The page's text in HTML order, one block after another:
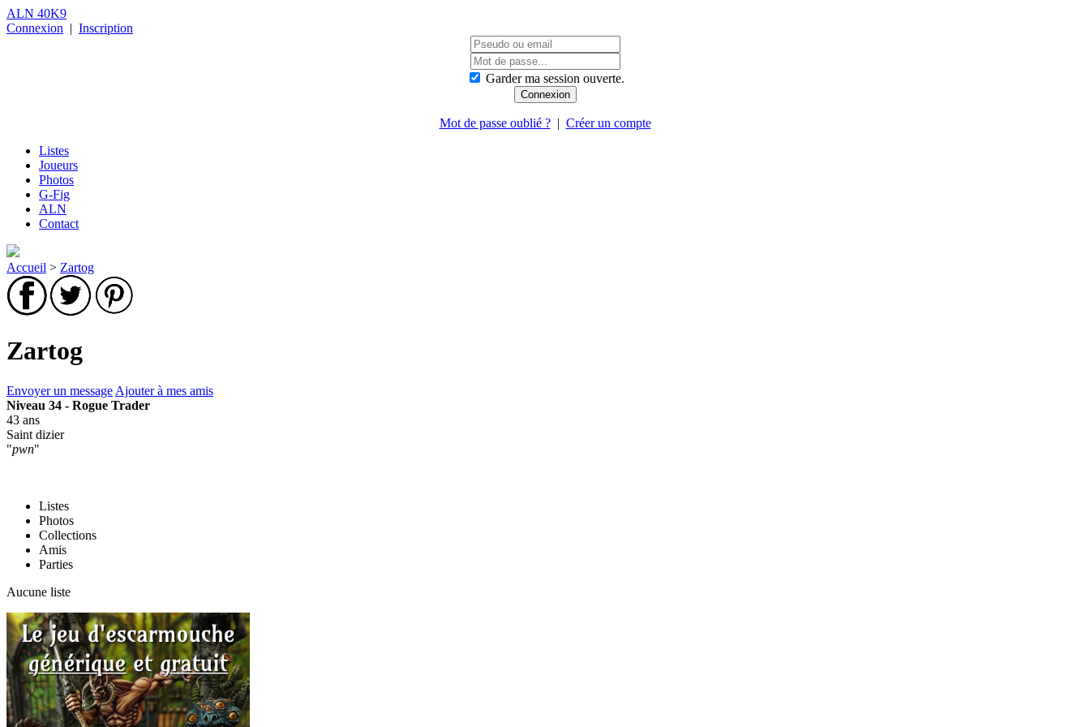
ALN 40K9
Connexion | Inscription
Garder ma session ouverte.
Mot de passe oublié ?| Créer un compte
Listes
Joueurs
Photos
G-Fig
ALN
Contact
Accueil > Zartog
Zartog
Envoyer un message Ajouter à mes amis
Niveau 34 - Rogue Trader
43 ans
Saint dizier
"pwn"
Listes
Photos
Collections
Amis
Parties
Aucune liste